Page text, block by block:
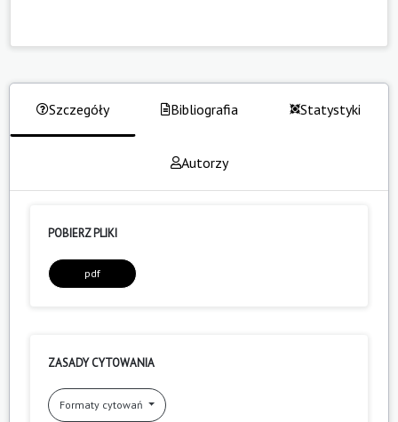
Szczegóły Bibliografia Statystyki
Autorzy
POBIERZ PLIKI
pdf
ZASADY CYTOWANIA
Formaty cytowań